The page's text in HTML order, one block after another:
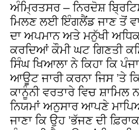
ਅੰਮ੍ਰਿਤਸਰ – ਨਿਰਦੋਸ਼
ਮਿਲਣ ਲਈ ਇੰਗਲੈਂਡ ਜਾਣ ਤੋਂ
ਦਾ ਅਪਮਾਨ ਅਤੇ ਮਨੁੱਖੀ
ਕਰਦਿਆਂ ਕੌਮੀ ਘਟ ਗਿਣਤੀ
ਸਿੰਘ ਖਿਆਲਾ ਨੇ ਕਿਹਾ ਕਿ
ਆਊਟ ਜਾਰੀ ਕਰਨਾ ਜਿਸ ’ਤੇ
ਕਾਨੂੰਨੀ ਵਰਤਾਰੇ ਵਿਚ ਸ਼ਾਮਿਲ
ਨਿਯਮਾਂ ਅਨੁਸਾਰ ਆਪਣੇ
ਜਾਣਾ ਕਿ ਉਹ ’ਭੱਜਣ ਦੀ